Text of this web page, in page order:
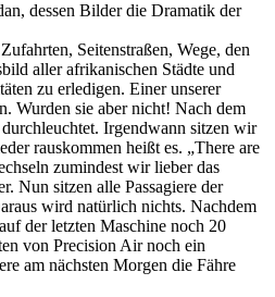
dessen Bilder die Dramatik der
Seitenstraßen, Wege, den
aller afrikanischen Städte und
zu erledigen. Einer unserer
Wurden sie aber nicht! Nach dem
Irgendwann sitzen wir
rauskommen heißt es. „There are
zumindest wir lieber das
Nun sitzen alle Passagiere der
wird natürlich nichts. Nachdem
der letzten Maschine noch 20
von Precision Air noch ein
am nächsten Morgen die Fähre